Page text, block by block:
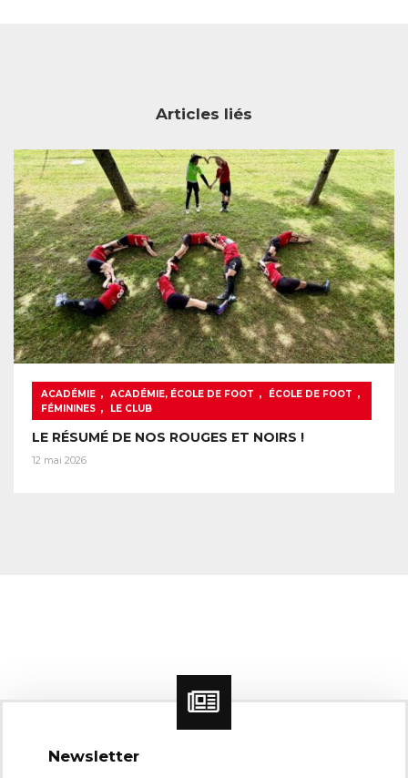
Articles liés
ACADÉMIE , ACADÉMIE, ÉCOLE DE FOOT , ÉCOLE DE FOOT ,
FÉMININES , LE CLUB
LE RÉSUMÉ DE NOS ROUGES ET NOIRS !
12 mai 2026
Newsletter